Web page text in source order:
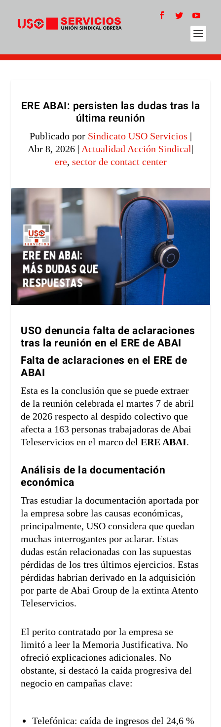
ERE ABAI: persisten las dudas tras la
última reunión
Publicado por Sindicato USO Servicios |
Abr 8, 2026 | Actualidad Acción Sindical|
ere, sector de contact center
USO denuncia falta de aclaraciones
tras la reunión en el ERE de ABAI
Falta de aclaraciones en el ERE de
ABAI
Esta es la conclusión que se puede extraer
de la reunión celebrada el martes 7 de abril
de 2026 respecto al despido colectivo que
afecta a 163 personas trabajadoras de Abai
Teleservicios en el marco delERE ABAI.
Análisis de la documentación
económica
Tras estudiar la documentación aportada por
la empresa sobre las causas económicas,
principalmente, USO considera que quedan
muchas interrogantes por aclarar. Estas
dudas están relacionadas con las supuestas
pérdidas de los tres últimos ejercicios. Estas
pérdidas habrían derivado en la adquisición
por parte de Abai Group de la extinta Atento
Teleservicios.
El perito contratado por la empresa se
limitó a leer la Memoria Justificativa. No
ofreció explicaciones adicionales. No
obstante, sí destacó la caída progresiva del
negocio en campañas clave:
Telefónica: caída de ingresos del 24,6 %